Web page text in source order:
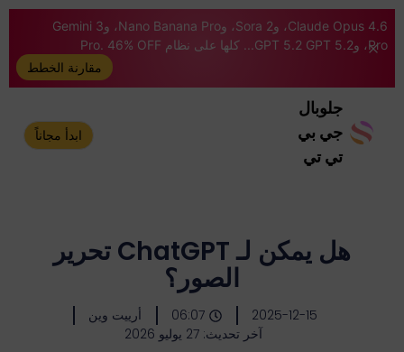
Claude Opus 4.6، وSora 2، وNano Banana Pro، وGemini 3
Pro، وGPT 5.2 GPT 5.2... كلها على نظام Pro. 46% OFF
مقارنة الخطط
جلوبال
جي بي
تي تي
ابدأ مجاناً
هل يمكن لـ ChatGPT تحرير
الصور؟
2025-12-15
06:07
أرييت وين
آخر تحديث: 27 يوليو 2026